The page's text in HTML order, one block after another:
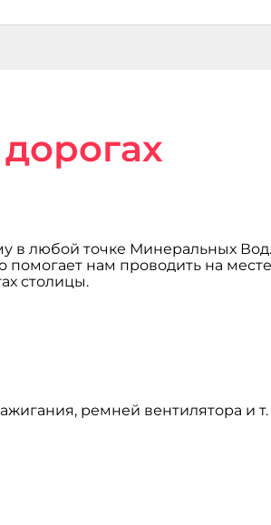
в любой точке Минеральных Вод.
нам проводить на месте
столицы.
ремней вентилятора и т.